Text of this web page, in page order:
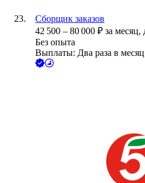
Сборщик заказов
42 500 – 80 000 ₽ за месяц,
Без опыта
Выплаты: Два раза в месяц